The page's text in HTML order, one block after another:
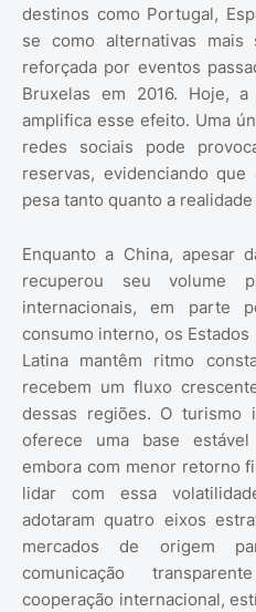
destinos como Portugal,
se como alternativas mais
reforçada por eventos
Bruxelas em 2016. Hoje,
amplifica esse efeito. Uma
redes sociais pode
reservas, evidenciando
pesa tanto quanto a
Enquanto a China, apesar
recuperou seu volume
internacionais, em parte
consumo interno, os
Latina mantêm ritmo
recebem um fluxo
dessas regiões. O turismo
oferece uma base
embora com menor retorno
lidar com essa
adotaram quatro eixos
mercados de origem
comunicação
cooperação internacional,